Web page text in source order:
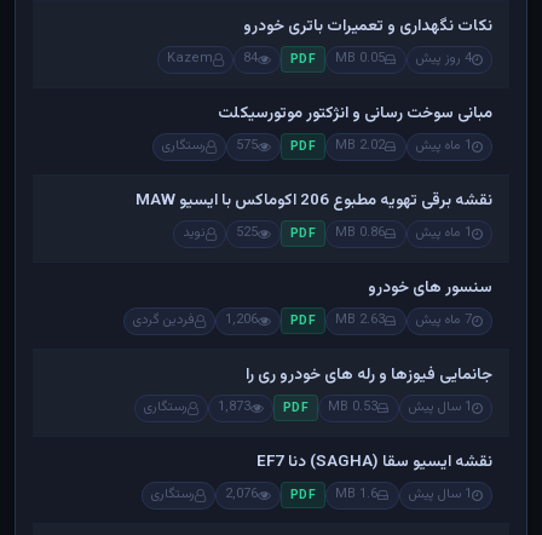
نکات نگهداری و تعمیرات باتری خودرو
4 روز پیش 0.05 MB
PDF
84
Kazem
مبانی سوخت رسانی و انژکتور موتورسیکلت
1 ماه پیش 2.02 MB
PDF
575 رستگاری
نقشه برقی تهویه مطبوع 206 اکوماکس با ایسیو MAW
1 ماه پیش 0.86 MB
PDF
525 نوید
سنسور های خودرو
7 ماه پیش 2.63 MB
PDF
1,206 فردین گردی
جانمایی فیوزها و رله های خودرو ری را
1 سال پیش 0.53 MB
PDF
1,873 رستگاری
نقشه ایسیو سقا (SAGHA) دنا EF7
1 سال پیش 1.6 MB
PDF
2,076 رستگاری